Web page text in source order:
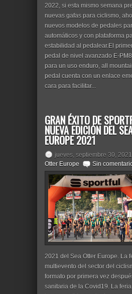
2022, si esta mismo semana
nuevas gafas para ciclismo,
nuevos modelos de pedales
automáticos y con plataforma
estabilidad al pedalear.El
pedal de nivel avanzado E-
para un uso enduro, all
pedal cuenta con un enlace
cara para facilitar...
GRAN ÉXITO DE
NUEVA EDICIÓN DEL
EUROPE 2021
jueves, septiembre 30, 2021
Otter Europe
Sin
2021 del Sea Otter Europe. La
multievento del sector del
formato por primera vez
sanitaria de la Covid19. La